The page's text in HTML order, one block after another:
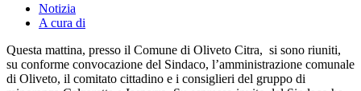
Notizia
A cura di
Questa mattina, presso il Comune di Oliveto Citra, si sono riuniti,
su conforme convocazione del Sindaco, l’amministrazione comunale
di Oliveto, il comitato cittadino e i consiglieri del gruppo di